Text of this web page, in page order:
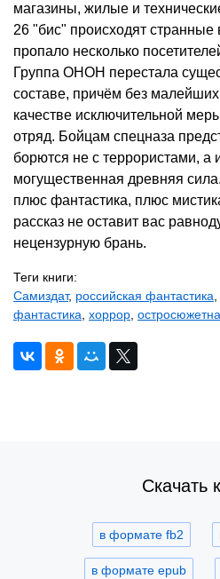
магазины, жилые и
26 "бис" происходят
пропало несколько
Группа ОНОН перестала
составе, причём без
качестве исключительной
отряд. Бойцам спецназа
борются не с террористами, а
могущественная древняя
плюс фантастика, плюс
рассказ не оставит вас
нецензурную брань.
Теги книги:
Самиздат, российская фантастика,
фантастика, хоррор,
Скачать
в формате fb2
в формате epub